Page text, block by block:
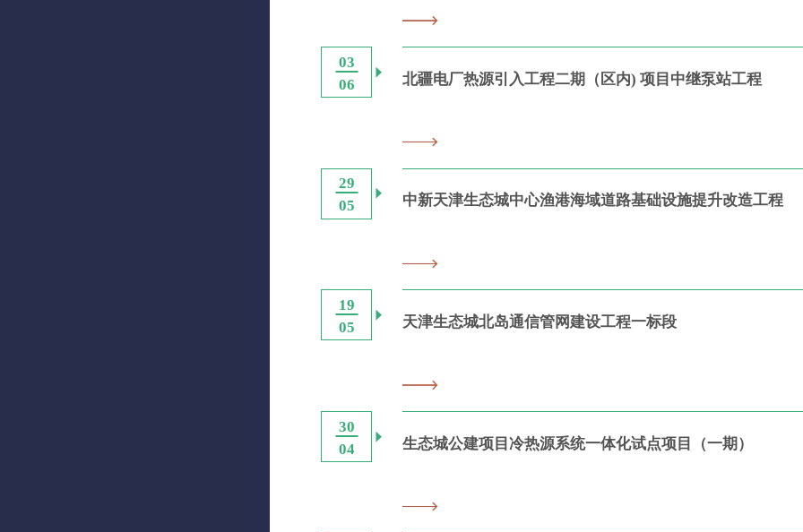
03
06
北疆电厂热源引入工程二期（区内) 项目中继泵站工程
29
05
中新天津生态城中心渔港海域道路基础设施提升改造工程
19
05
天津生态城北岛通信管网建设工程一标段
30
04
生态城公建项目冷热源系统一体化试点项目（一期）